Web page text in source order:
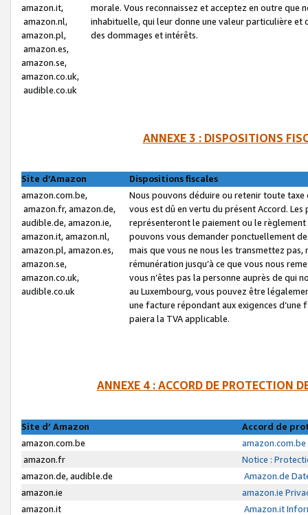
amazon.it,
amazon.nl,
amazon.pl,
amazon.es,
amazon.se,
amazon.co.uk,
audible.co.uk
morale. Vous reconnaissez et acceptez en outre que
inhabituelle, qui leur donne une valeur particulière
des dommages et intérêts.
ANNEXE 3 : DISPOSITIONS
Site d’Amazon
Dispositions fiscales
amazon.com.be,
amazon.fr, amazon.de,
audible.de, amazon.ie,
amazon.it, amazon.nl,
amazon.pl, amazon.es,
amazon.se,
amazon.co.uk,
audible.co.uk
Nous pouvons déduire ou retenir toute
vous est dû en vertu du présent Accord.
représenteront le paiement ou le
pouvons vous demander ponctuellement
mais que vous ne nous les transmettez
rémunération jusqu’à ce que vous nous
vous n’êtes pas la personne auprès de qui
au Luxembourg, vous pouvez être
une facture répondant aux exigences
paiera la TVA applicable.
ANNEXE 4 : ACCORD DE PROTECTION
Site d’ Amazon
Accord de
amazon.com.be
amazon.fr
Notice :
amazon.de, audible.de
Amazon.de
amazon.ie
amazon.ie
amazon.it
Amazon.it